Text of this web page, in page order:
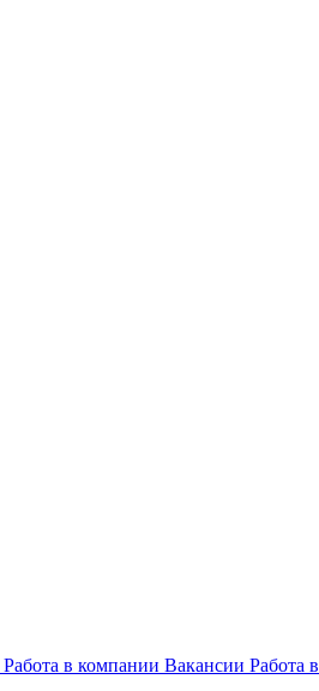
Работа в компании Вакансии Работа